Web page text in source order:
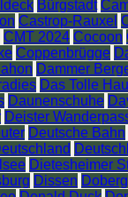
Bürgstadt
Castrop-Rauxel
CMT 2024 Cocoon
Coppenbrügge
Dammer
Das Tolle
Daunenschuhe
Deister
Deutsche Bahn
Dietesheimer
Dissen Doberg